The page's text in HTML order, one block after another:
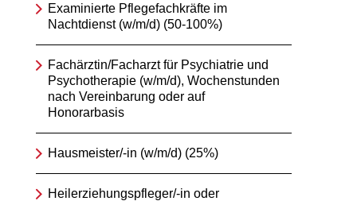
Examinierte Pflegefachkräfte im
Nachtdienst (w/m/d) (50-100%)
Fachärztin/Facharzt für Psychiatrie und
Psychotherapie (w/m/d), Wochenstunden
nach Vereinbarung oder auf
Honorarbasis
Hausmeister/-in (w/m/d) (25%)
Heilerziehungspfleger/-in oder